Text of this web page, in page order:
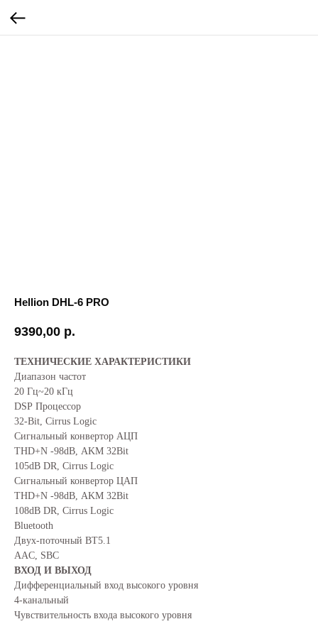
Hellion DHL-6 PRO
9390,00 р.
ТЕХНИЧЕСКИЕ ХАРАКТЕРИСТИКИ
Диапазон частот
20 Гц~20 кГц
DSP Процессор
32-Bit, Cirrus Logic
Сигнальный конвертор АЦП
THD+N -98dB, AKM 32Bit
105dB DR, Cirrus Logic
Сигнальный конвертор ЦАП
THD+N -98dB, AKM 32Bit
108dB DR, Cirrus Logic
Bluetooth
Двух-поточный BT5.1
AAC, SBC
ВХОД И ВЫХОД
Дифференциальный вход высокого уровня
4-канальный
Чувствительность входа высокого уровня